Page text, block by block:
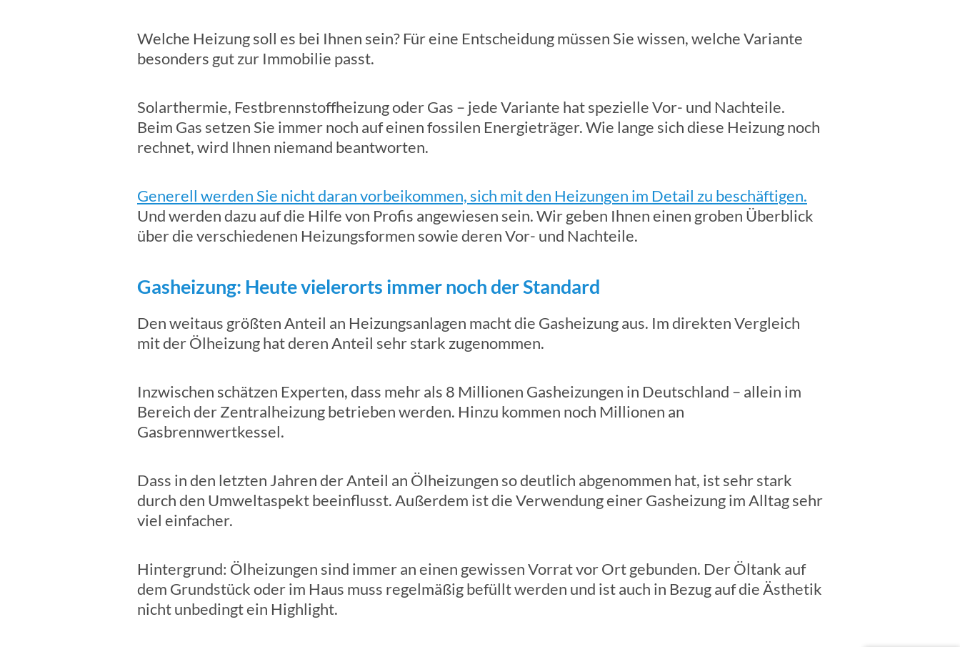
Welche Heizung soll es bei Ihnen sein? Für eine Entscheidung müssen Sie wissen, welche Variante
besonders gut zur Immobilie passt.
Solarthermie, Festbrennstoffheizung oder Gas – jede Variante hat spezielle Vor- und Nachteile.
Beim Gas setzen Sie immer noch auf einen fossilen Energieträger. Wie lange sich diese Heizung noch
rechnet, wird Ihnen niemand beantworten.
Generell werden Sie nicht daran vorbeikommen, sich mit den Heizungen im Detail zu beschäftigen.
Und werden dazu auf die Hilfe von Profis angewiesen sein. Wir geben Ihnen einen groben Überblick
über die verschiedenen Heizungsformen sowie deren Vor- und Nachteile.
Gasheizung: Heute vielerorts immer noch der Standard
Den weitaus größten Anteil an Heizungsanlagen macht die Gasheizung aus. Im direkten Vergleich
mit der Ölheizung hat deren Anteil sehr stark zugenommen.
Inzwischen schätzen Experten, dass mehr als 8 Millionen Gasheizungen in Deutschland – allein im
Bereich der Zentralheizung betrieben werden. Hinzu kommen noch Millionen an
Gasbrennwertkessel.
Dass in den letzten Jahren der Anteil an Ölheizungen so deutlich abgenommen hat, ist sehr stark
durch den Umweltaspekt beeinflusst. Außerdem ist die Verwendung einer Gasheizung im Alltag sehr
viel einfacher.
Hintergrund: Ölheizungen sind immer an einen gewissen Vorrat vor Ort gebunden. Der Öltank auf
dem Grundstück oder im Haus muss regelmäßig befüllt werden und ist auch in Bezug auf die Ästhetik
nicht unbedingt ein Highlight.